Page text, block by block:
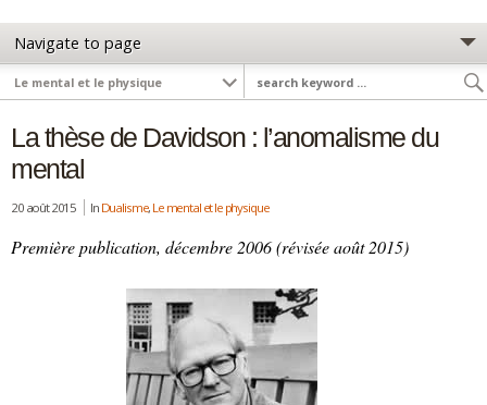
La thèse de Davidson : l’anomalisme du
mental
20 août 2015 In Dualisme, Le mental et le physique
Première publication, décembre 2006 (révisée août 2015)